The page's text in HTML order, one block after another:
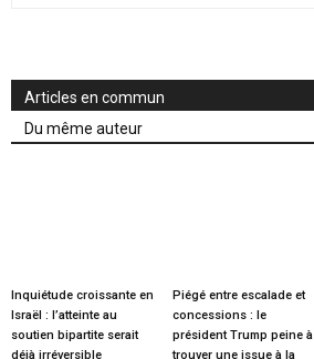
Articles en commun
Du même auteur
Inquiétude croissante en
Israël : l’atteinte au
soutien bipartite serait
déjà irréversible
Piégé entre escalade et
concessions : le
président Trump peine à
trouver une issue à la